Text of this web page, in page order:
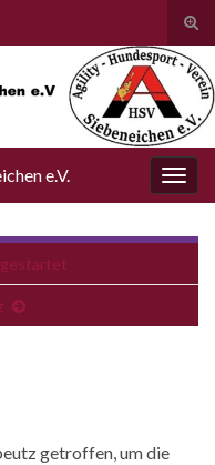
e.V.
getroffen, um die